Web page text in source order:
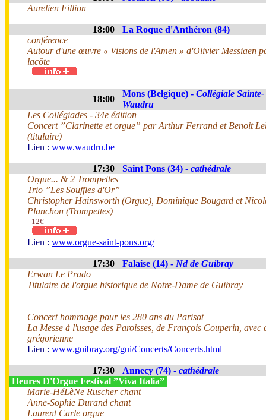
Aurelien Fillion
18:00
La Roque d'Anthéron (84)
conférence
Autour d'une œuvre « Visions de l'Amen » d'Olivier Messiaen
lacôte
18:00
Mons (Belgique) - Collégiale Sainte-
Waudru
Les Collégiades - 34e édition
Concert ”Clarinette et orgue” par Arthur Ferrand et Benoit
(titulaire)
Lien : www.waudru.be
17:30 Saint Pons (34) - cathédrale
Orgue... & 2 Trompettes
Trio ”Les Souffles d'Or”
Christopher Hainsworth (Orgue), Dominique Bougard et
Planchon (Trompettes)
- 12€
Lien : www.orgue-saint-pons.org/
17:30 Falaise (14) - Nd de Guibray
Erwan Le Prado
Titulaire de l'orgue historique de Notre-Dame de Guibray
Concert hommage pour les 280 ans du Parisot
La Messe à l'usage des Paroisses, de François Couperin, avec
grégorienne
Lien : www.guibray.org/gui/Concerts/Concerts.html
17:30 Annecy (74) - cathédrale
Heures D'Orgue Festival ”Viva Italia”
Marie-HéLèNe Ruscher chant
Anne-Sophie Durand chant
Laurent Carle orgue